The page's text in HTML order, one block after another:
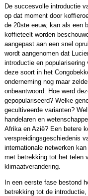
De succesvolle introductie
op dat moment door
de 20ste eeuw, kan als een
koffieteelt worden
aangepast aan een snel
wordt aangenomen dat
introductie en popularisering
deze soort in het
onderneming nog maar
onbeantwoord. Hoe werd
gepopulariseerd? Welke
gecultiveerde varianten?
handelaren en
Afrika en Azië? Een betere
verspreidingsgeschiedenis
internationale netwerken
met betrekking tot het telen
klimaatverandering.
In een eerste fase bestond
betrekking tot de